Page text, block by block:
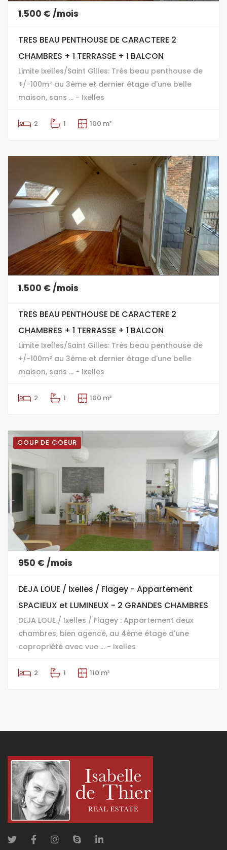
1.500 € /mois
TRES BEAU PENTHOUSE DE CARACTERE 2
CHAMBRES + 1 TERRASSE + 1 BALCON
Limite Ixelles/Saint Gilles: Très beau penthouse de
+/-100m² au 3ème et dernier étage d'une belle
maison, sans ... - Ixelles
2 1 100 m²
1.500 € /mois
TRES BEAU PENTHOUSE DE CARACTERE 2
CHAMBRES + 1 TERRASSE + 1 BALCON
Limite Ixelles/Saint Gilles: Très beau penthouse de
+/-100m² au 3ème et dernier étage d'une belle
maison, sans ... - Ixelles
2 1 100 m²
COUP DE COEUR
950 € /mois
DEJA LOUE / Ixelles / Flagey - Appartement
SPACIEUX et LUMINEUX - 2 GRANDES CHAMBRES
DEJA LOUE / Ixelles / Flagey : Appartement deux
chambres, bien agencé, au 4ème étage d'une
copropriété avec vue ... - Ixelles
2 1 110 m²